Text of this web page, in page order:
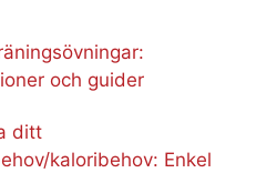
och guider
ditt
kaloribehov: Enkel